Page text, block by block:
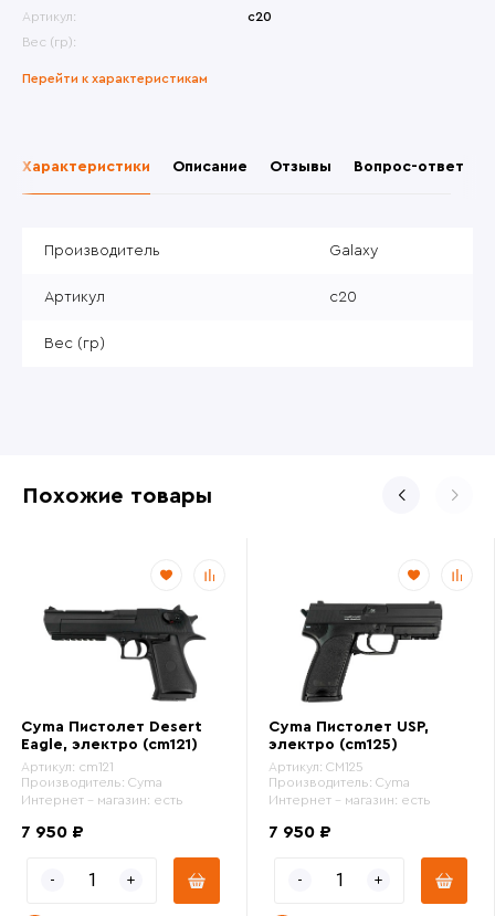
Артикул:
c20
Вес (гр):
Перейти к характеристикам
Характеристики Описание Отзывы Вопрос-ответ
Производитель Galaxy
Артикул c20
Вес (гр)
Похожие товары
Cyma Пистолет Desert
Eagle, электро (cm121)
Артикул: cm121
Производитель: Cyma
Интернет - магазин: есть
7 950 ₽
Cyma Пистолет USP,
электро (cm125)
Артикул: CM125
Производитель: Cyma
Интернет - магазин: есть
7 950 ₽